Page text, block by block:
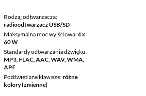
Rodzaj odtwarzacza
radioodtwarzacz USB/SD
Maksymalna moc wyjściowa 4 x
60 W
Standardy odtwarzania dźwięku
MP3, FLAC, AAC, WAV, WMA,
APE
Podświetlane klawisze różne
kolory (zmienne)